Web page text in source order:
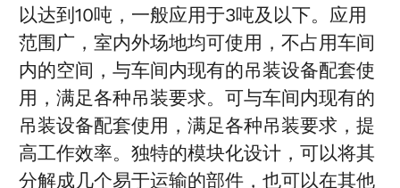
以达到10吨，一般应用于3吨及以下。应用
范围广，室内外场地均可使用，不占用车间
内的空间，与车间内现有的吊装设备配套使
用，满足各种吊装要求。可与车间内现有的
吊装设备配套使用，满足各种吊装要求，提
高工作效率。独特的模块化设计，可以将其
分解成几个易于运输的部件，也可以在其他